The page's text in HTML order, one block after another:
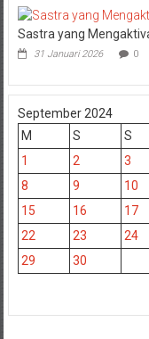
Sastra yang
31 Januari 2026 0
September 2024
M
S S
1
2 3
8
9 10
15
16 17
22
23 24
29
30